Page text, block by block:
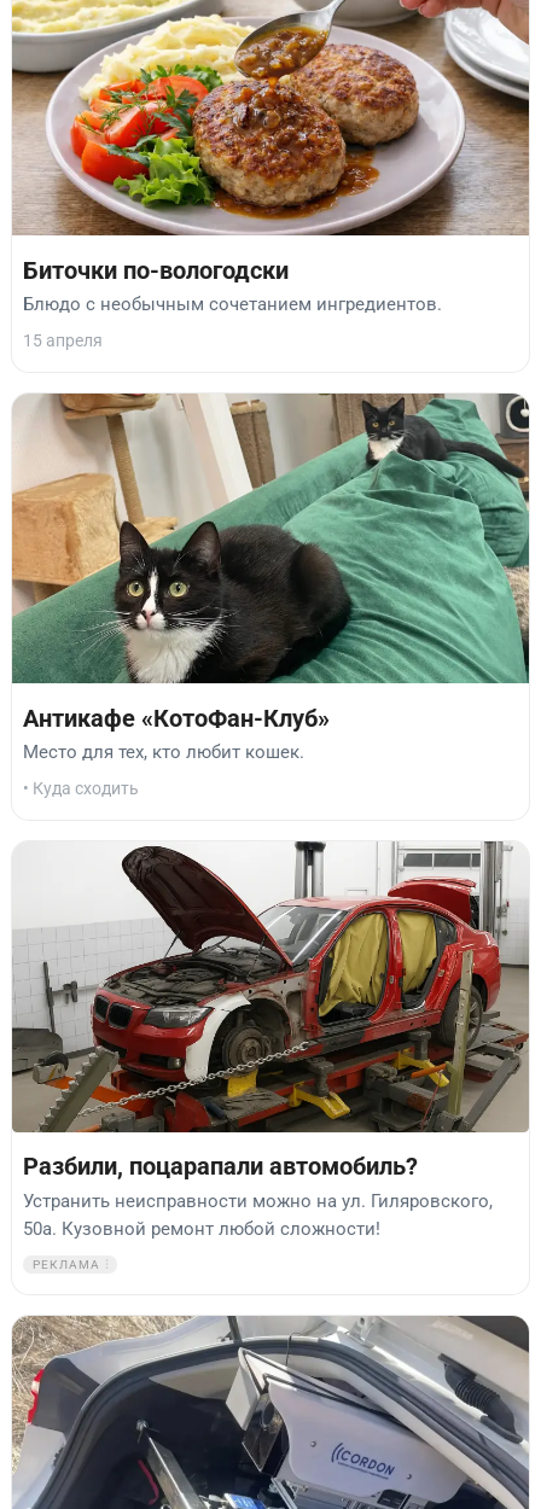
Биточки по-вологодски
Блюдо с необычным сочетанием ингредиентов.
15 апреля
Антикафе «КотоФан-Клуб»
Место для тех, кто любит кошек.
• Куда сходить
Разбили, поцарапали автомобиль?
Устранить неисправности можно на ул. Гиляровского,
50а. Кузовной ремонт любой сложности!
РЕКЛАМА